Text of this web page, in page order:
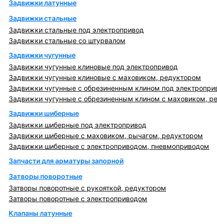
Задвижки латунные
Задвижки стальные
Задвижки стальные под электропривод
Задвижки стальные со штурвалом
Задвижки чугунные
Задвижки чугунные клиновые под электропривод
Задвижки чугунные клиновые с маховиком, редуктором
Задвижки чугунные с обрезиненным клином под
Задвижки чугунные с обрезиненным клином с маховиком,
Задвижки шиберные
Задвижки шиберные под электропривод
Задвижки шиберные с маховиком, рычагом, редуктором
Задвижки шиберные с электроприводом, пневмоприводом
Запчасти для арматуры запорной
Затворы поворотные
Затворы поворотные с рукояткой, редуктором
Затворы поворотные с электроприводом
Клапаны латунные